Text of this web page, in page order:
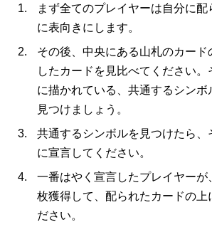
まず全てのプレイヤーは自分に
に表向きにします。
その後、中央にある山札のカード
したカードを見比べてください。
に描かれている、共通するシンボ
見つけましょう。
共通するシンボルを見つけたら、
に宣言してください。
一番はやく宣言したプレイヤーが
枚獲得して、配られたカードの上
ださい。